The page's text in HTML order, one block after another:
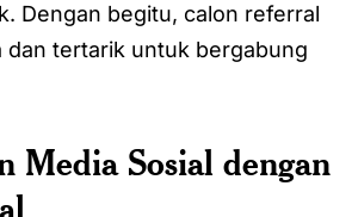
Dengan begitu, calon referral
dan tertarik untuk bergabung
Media Sosial dengan